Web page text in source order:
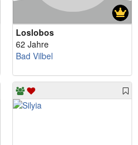
Loslobos
62 Jahre
Bad Vilbel